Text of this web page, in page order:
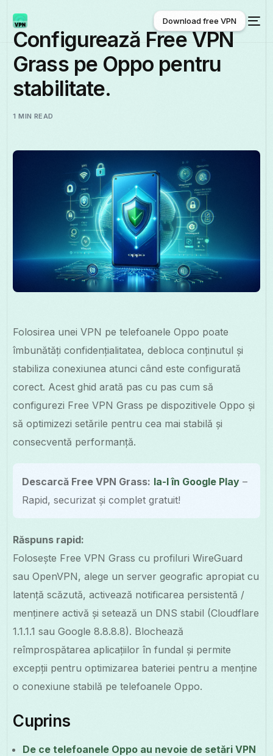
Română
Download free VPN
Download free VPN
Configurează Free VPN
Grass pe Oppo pentru
stabilitate.
1 MIN READ
Folosirea unei VPN pe telefoanele Oppo poate
îmbunătăți confidențialitatea, debloca conținutul și
stabiliza conexiunea atunci când este configurată
corect. Acest ghid arată pas cu pas cum să
configurezi Free VPN Grass pe dispozitivele Oppo și
să optimizezi setările pentru cea mai stabilă și
consecventă performanță.
Descarcă Free VPN Grass: Ia-l în Google Play –
Rapid, securizat și complet gratuit!
Răspuns rapid:
Folosește Free VPN Grass cu profiluri WireGuard
sau OpenVPN, alege un server geografic apropiat cu
latență scăzută, activează notificarea persistentă /
menținere activă și setează un DNS stabil (Cloudflare
1.1.1.1 sau Google 8.8.8.8). Blochează
reîmprospătarea aplicațiilor în fundal și permite
excepții pentru optimizarea bateriei pentru a menține
o conexiune stabilă pe telefoanele Oppo.
Cuprins
De ce telefoanele Oppo au nevoie de setări VPN